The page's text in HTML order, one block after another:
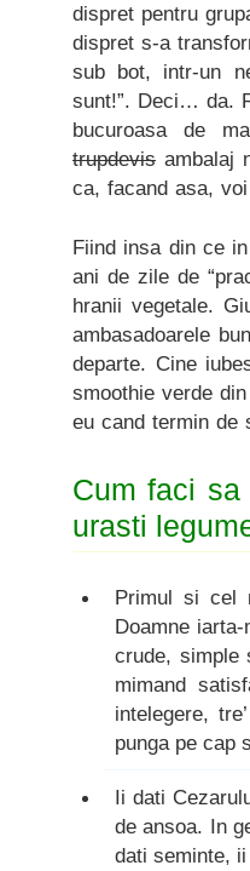
dispret pentru
dispret s-a
sub bot, intr-un
sunt!”. Deci… da.
bucuroasa de
trupdevis ambalaj
ca, facand asa,
Fiind insa din ce
ani de zile de
hranii vegetale.
ambasadoarele
departe. Cine
smoothie verde
eu cand termin de
Cum faci sa
urasti
Primul si cel
Doamne
crude,
mimand
intelegere,
punga pe cap
Ii dati
de ansoa. In
dati seminte,